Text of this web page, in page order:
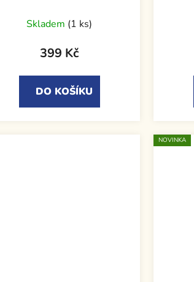
Skladem (1 ks)
399 Kč
DO KOŠÍKU
NOVINKA